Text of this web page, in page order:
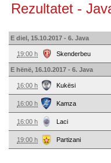
Rezultatet -
E diel, 15.10.2017 - 6. Java
19:00 h Skenderbeu
E hënë, 16.10.2017 - 6. Java
16:00 h Kukësi
16:00 h Kamza
16:00 h Laci
19:00 h Partizani